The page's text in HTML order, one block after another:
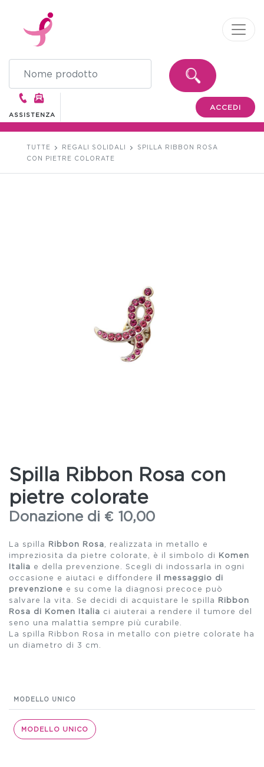
ASSISTENZA
ACCEDI
TUTTE REGALI SOLIDALI
SPILLA RIBBON ROSA
CON PIETRE COLORATE
Spilla Ribbon Rosa con
pietre colorate
Donazione di € 10,00
La spilla Ribbon Rosa , realizzata in metallo e
impreziosita da pietre colorate, è il simbolo di Komen
Italia e della prevenzione. Scegli di indossarla in ogni
occasione e aiutaci e diffondere il messaggio di
prevenzione e su come la diagnosi precoce può
salvare la vita. Se decidi di acquistare le spilla Ribbon
Rosa di Komen Italia ci aiuterai a rendere il tumore del
seno una malattia sempre più curabile.
La spilla Ribbon Rosa in metallo con pietre colorate ha
un diametro di 3 cm.
MODELLO UNICO
MODELLO UNICO